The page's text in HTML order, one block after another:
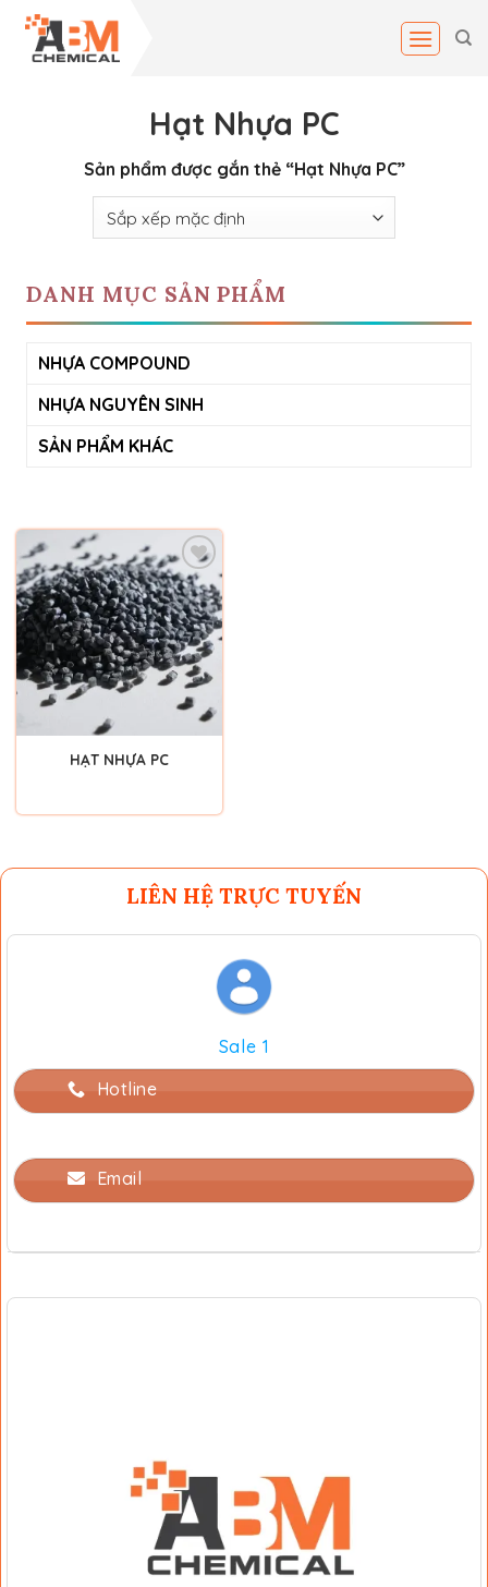
Skip
content
Hạt Nhựa PC
Sản phẩm được gắn thẻ “Hạt Nhựa PC”
DANH MỤC SẢN PHẨM
NHỰA COMPOUND
NHỰA NGUYÊN SINH
SẢN PHẨM KHÁC
Add to
wishlist
HẠT NHỰA PC
LIÊN HỆ TRỰC TUYẾN
Sale 1
Hotline
Email